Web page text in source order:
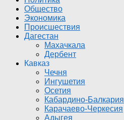
Общество
Экономика
Происшествия
Дагестан
Махачкала
Дербент
Кавказ
Чечня
Ингушетия
Осетия
Кабардино-Балкария
Карачаево-Черкесия
Адыгея